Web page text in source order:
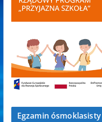
Egzamin ósmoklasisty